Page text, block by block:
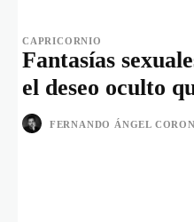
CAPRICORNIO
Fantasías
el deseo oculto
FERNANDO ÁNGEL